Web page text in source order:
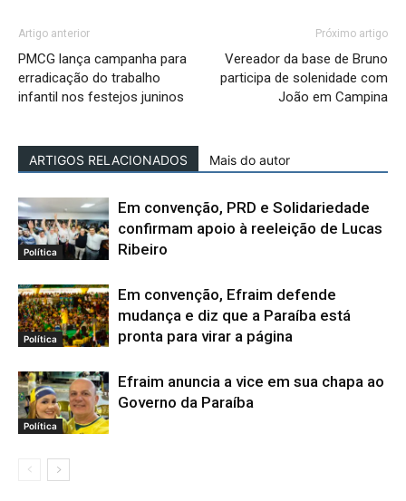
Artigo anterior
PMCG lança campanha para
erradicação do trabalho
infantil nos festejos juninos
Próximo artigo
Vereador da base de Bruno
participa de solenidade com
João em Campina
ARTIGOS RELACIONADOS Mais do autor
Política
Em convenção, PRD e Solidariedade
confirmam apoio à reeleição de Lucas
Ribeiro
Política
Em convenção, Efraim defende
mudança e diz que a Paraíba está
pronta para virar a página
Política
Efraim anuncia a vice em sua chapa ao
Governo da Paraíba